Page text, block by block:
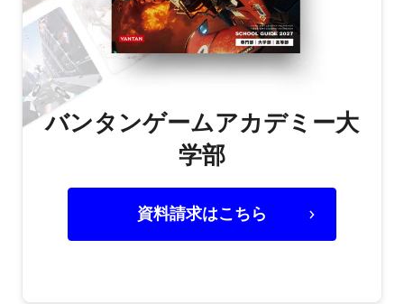
バンタンゲームアカデミー大
学部
資料請求はこちら